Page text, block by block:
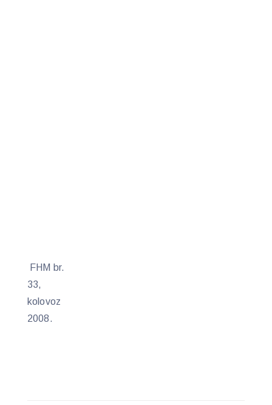
FHM br.
33,
kolovoz
2008.